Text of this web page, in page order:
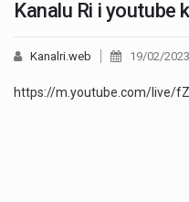
Kanalu Ri i youtube
Kanalri.web 19/02/2023
https://m.youtube.com/live/